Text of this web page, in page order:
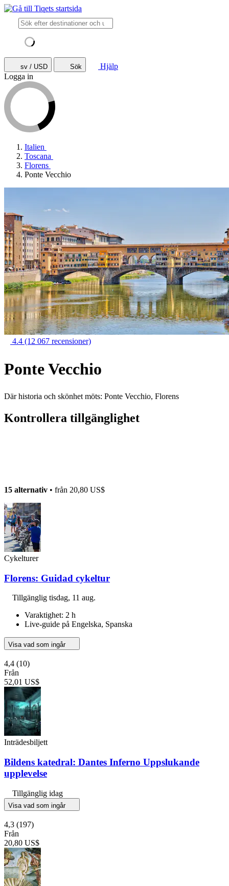
sv / USD Sök
Hjälp
Logga in
Italien
Toscana
Florens
Ponte Vecchio
4.4 (12 067 recensioner)
Ponte Vecchio
Där historia och skönhet möts: Ponte Vecchio, Florens
Kontrollera tillgänglighet
15 alternativ • från 20,80 US$
Cykelturer
Florens: Guidad cykeltur
Tillgänglig tisdag, 11 aug.
Varaktighet: 2 h
Live-guide på Engelska, Spanska
Visa vad som ingår
4,4 (10)
Från
52,01 US$
Inträdesbiljett
Bildens katedral: Dantes Inferno Uppslukande
upplevelse
Tillgänglig idag
Visa vad som ingår
4,3 (197)
Från
20,80 US$